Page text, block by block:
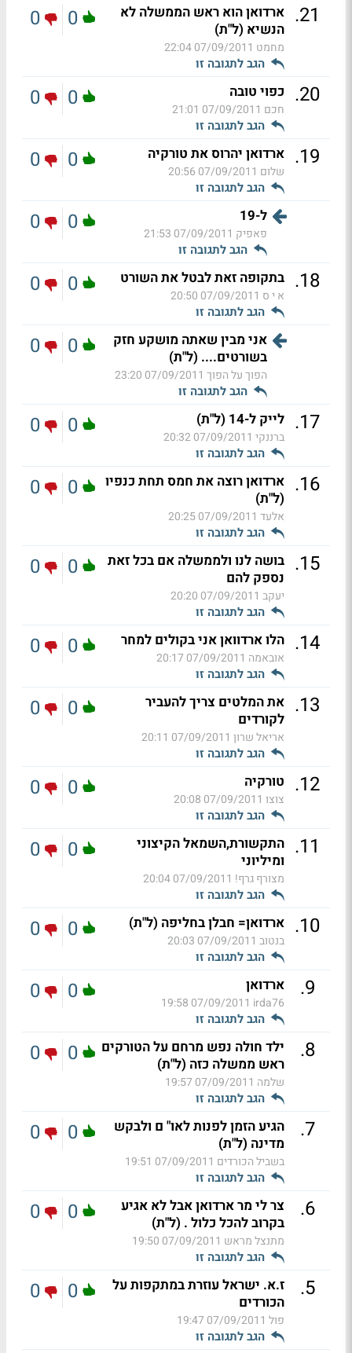
21
. ארדואן הוא ראש הממשלה לא
הנשיא (ל"ת)
מחמט 07/09/2011 22:04
הגב לתגובה זו
0
0
20
. כפוי טובה
חכם 07/09/2011 21:01
הגב לתגובה זו
0
0
19
. ארדואן יהרוס את טורקיה
שלום 07/09/2011 20:56
הגב לתגובה זו
0
0
ל-19
פאפיק 07/09/2011 21:53
הגב לתגובה זו
0
0
18
. בתקופה זאת לבטל את השורט
א י ס 07/09/2011 20:50
הגב לתגובה זו
0
0
אני מבין שאתה מושקע חזק
בשורטים.... (ל"ת)
הפוך על הפוך 07/09/2011 23:20
הגב לתגובה זו
0
0
17
. לייק ל-14 (ל"ת)
ברננקי 07/09/2011 20:32
הגב לתגובה זו
0
0
16
. ארדואן רוצה את חמס תחת כנפיו
(ל"ת)
אלעד 07/09/2011 20:25
הגב לתגובה זו
0
0
15
. בושה לנו ולממשלה אם בכל זאת
נספק להם
יעקב 07/09/2011 20:20
הגב לתגובה זו
0
0
14
. הלו ארדוואן אני בקולים למחר
אובאמה 07/09/2011 20:17
הגב לתגובה זו
0
0
13
. את המלטים צריך להעביר
לקורדים
אריאל שרון 07/09/2011 20:11
הגב לתגובה זו
0
0
12
. טורקיה
צוצו 07/09/2011 20:08
הגב לתגובה זו
0
0
11
. התקשורת,השמאל הקיצוני
ומיליוני
מצורף גרף! 07/09/2011 20:04
הגב לתגובה זו
0
0
10
. ארדואן= חבלן בחליפה (ל"ת)
בנטוב 07/09/2011 20:03
הגב לתגובה זו
0
0
9
. ארדואן
irda76
07/09/2011 19:58
הגב לתגובה זו
0
0
8
.
ילד חולה נפש מרחם על הטורקים
ראש ממשלה כזה (ל"ת)
שלמה 07/09/2011 19:57
הגב לתגובה זו
0
0
7
.
הגיע הזמן לפנות לאו" ם ולבקש
מדינה (ל"ת)
בשביל הכורדים 07/09/2011 19:51
הגב לתגובה זו
0
0
6
.
צר לי מר ארדואן אבל לא אגיע
בקרוב להכל כלול . (ל"ת)
מתנצל מראש 07/09/2011 19:50
הגב לתגובה זו
0
0
5
.
ז.א. ישראל עוזרת במתקפות על
הכורדים
פול 07/09/2011 19:47
הגב לתגובה זו
0
0